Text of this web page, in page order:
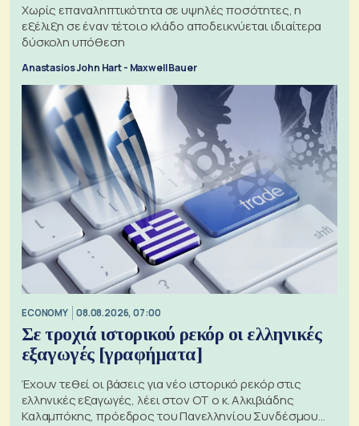
Χωρίς επαναληπτικότητα σε υψηλές ποσότητες, η
εξέλιξη σε έναν τέτοιο κλάδο αποδεικνύεται ιδιαίτερα
δύσκολη υπόθεση
Anastasios John Hart - Maxwell Bauer
ECONOMY 08.08.2026, 07:00
Σε τροχιά ιστορικού ρεκόρ οι ελληνικές
εξαγωγές [γραφήματα]
Έχουν τεθεί οι βάσεις για νέο ιστορικό ρεκόρ στις
ελληνικές εξαγωγές, λέει στον ΟΤ ο κ. Αλκιβιάδης
Καλαμπόκης, πρόεδρος του Πανελληνίου Συνδέσμου